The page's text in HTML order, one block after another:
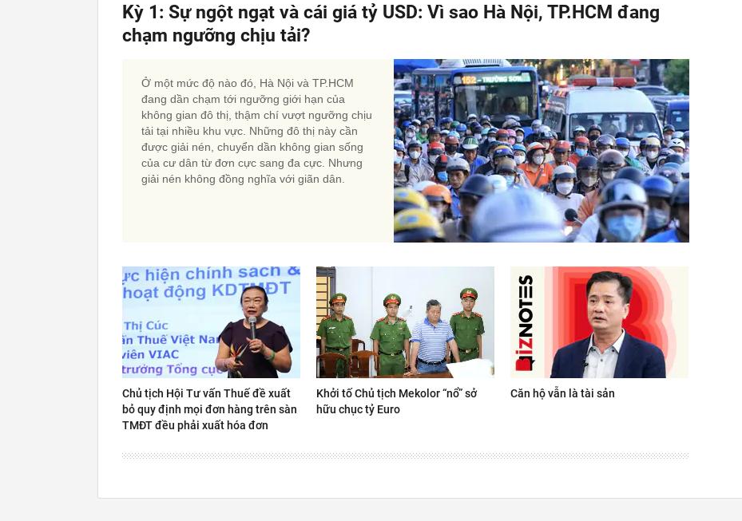
Kỳ 1: Sự ngột ngạt và cái giá tỷ USD: Vì sao Hà Nội, TP.HCM đang
chạm ngưỡng chịu tải?
Ở một mức độ nào đó, Hà Nội và TP.HCM
đang dần chạm tới ngưỡng giới hạn của
không gian đô thị, thậm chí vượt ngưỡng chịu
tải tại nhiều khu vực. Những đô thị này cần
được giải nén, chuyển dần không gian sống
của cư dân từ đơn cực sang đa cực. Nhưng
giải nén không đồng nghĩa với giãn dân.
Chủ tịch Hội Tư vấn Thuế đề xuất
bỏ quy định mọi đơn hàng trên sàn
TMĐT đều phải xuất hóa đơn
Khởi tố Chủ tịch Mekolor “nổ” sở
hữu chục tỷ Euro
Căn hộ vẫn là tài sản